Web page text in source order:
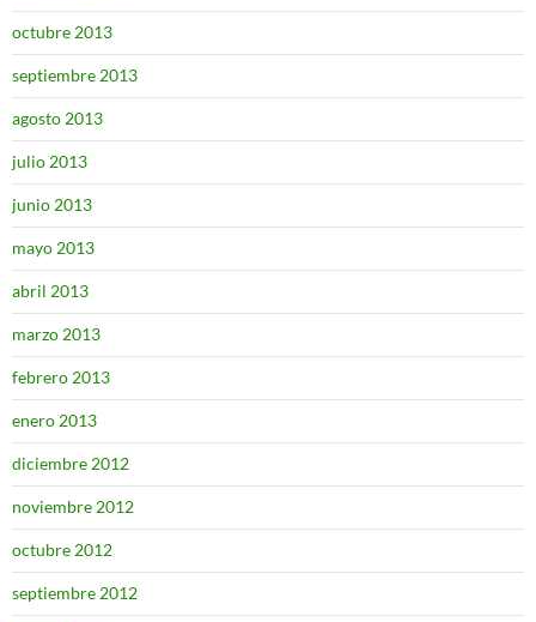
octubre 2013
septiembre 2013
agosto 2013
julio 2013
junio 2013
mayo 2013
abril 2013
marzo 2013
febrero 2013
enero 2013
diciembre 2012
noviembre 2012
octubre 2012
septiembre 2012